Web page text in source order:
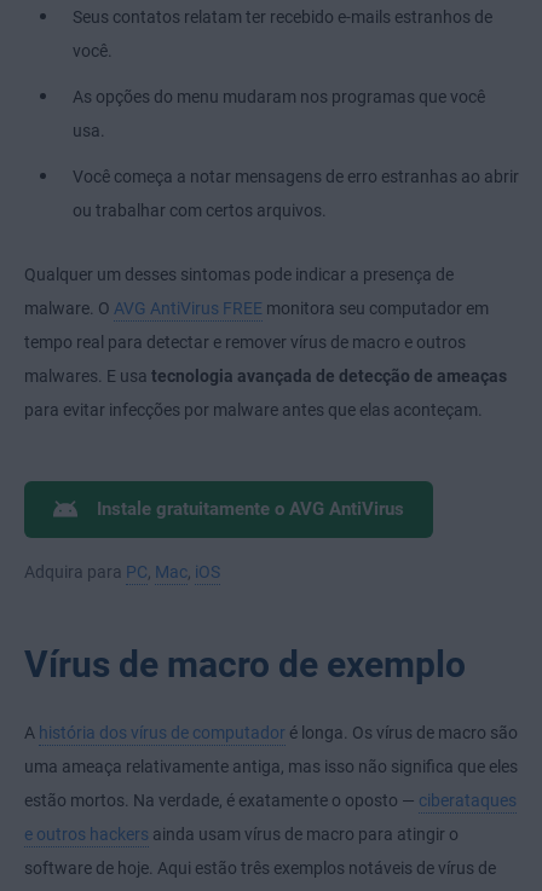
Seus contatos relatam ter recebido e-mails estranhos de
você.
As opções do menu mudaram nos programas que você
usa.
Você começa a notar mensagens de erro estranhas ao abrir
ou trabalhar com certos arquivos.
Qualquer um desses sintomas pode indicar a presença de
malware. O AVG AntiVirus FREE monitora seu computador em
tempo real para detectar e remover vírus de macro e outros
malwares. E usa tecnologia avançada de detecção de ameaças
para evitar infecções por malware antes que elas aconteçam.
Instale gratuitamente o AVG AntiVirus
Adquira para PC, Mac, iOS
Vírus de macro de exemplo
A história dos vírus de computador é longa. Os vírus de macro são
uma ameaça relativamente antiga, mas isso não significa que eles
estão mortos. Na verdade, é exatamente o oposto — ciberataques
e outros hackers ainda usam vírus de macro para atingir o
software de hoje. Aqui estão três exemplos notáveis de vírus de